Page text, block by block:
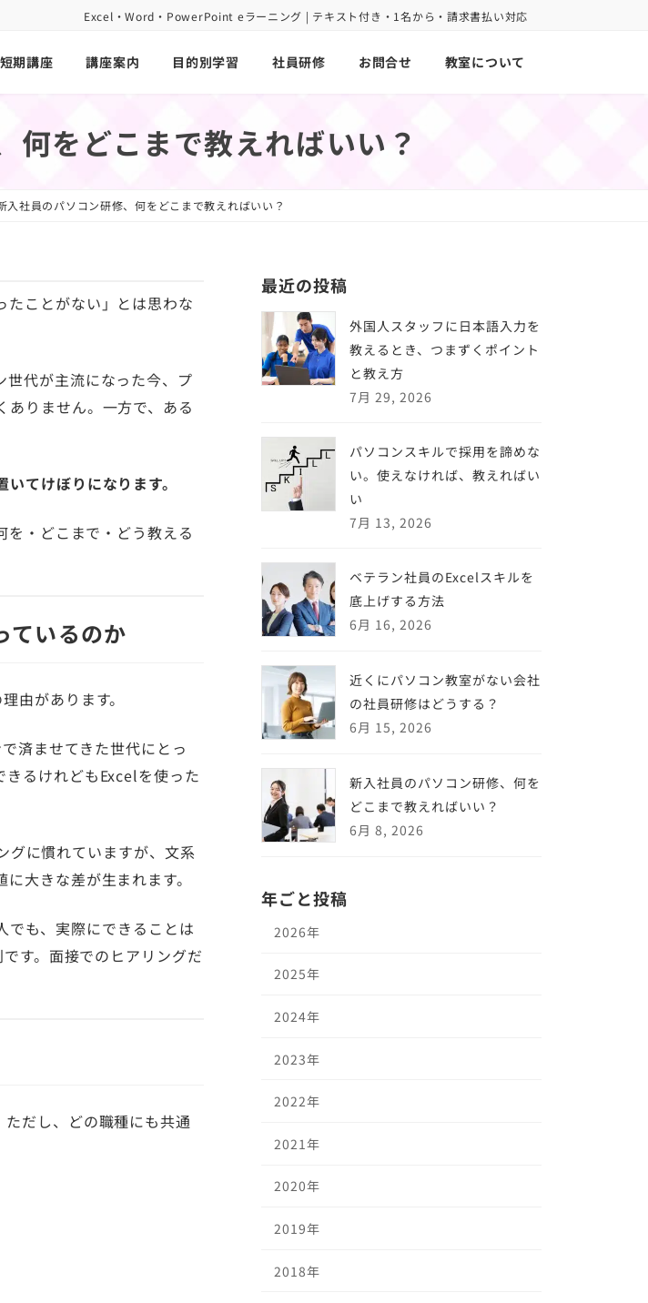
Excel・Word・PowerPoint eラーニング | テキスト付き・1名から・請求書払い対応
期講座 講座案内 目的別学習 社員研修 お問合せ 教室について
何をどこまで教えればいい？
入社員のパソコン研修、何をどこまで教えればいい？
たことがない」とは思わな
代が主流になった今、プ
りません。一方で、ある
てけぼりになります。
・どこまで・どう教える
ているのか
由があります。
済ませてきた世代にとっ
るけれどもExcelを使った
グに慣れていますが、文系
大きな差が生まれます。
でも、実際にできることは
す。面接でのヒアリングだ
だし、どの職種にも共通
最近の投稿
外国人スタッフに日本語入力を
教えるとき、つまずくポイント
と教え方
7月 29, 2026
パソコンスキルで採用を諦めな
い。使えなければ、教えればい
い
7月 13, 2026
ベテラン社員のExcelスキルを
底上げする方法
6月 16, 2026
近くにパソコン教室がない会社
の社員研修はどうする？
6月 15, 2026
新入社員のパソコン研修、何を
どこまで教えればいい？
6月 8, 2026
年ごと投稿
2026年
2025年
2024年
2023年
2022年
2021年
2020年
2019年
2018年